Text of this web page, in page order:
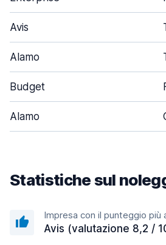
Avis
Alamo
Budget
Alamo
Statistiche sul
Impresa con il punteggio più
Avis (valutazione 8,2 /